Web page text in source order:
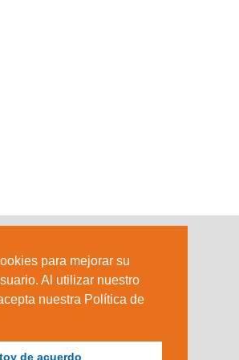
para mejorar su
Al utilizar nuestro
nuestra Política de
de acuerdo